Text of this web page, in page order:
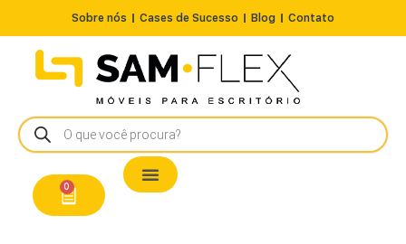
Sobre nós Cases de Sucesso Blog Contato
0